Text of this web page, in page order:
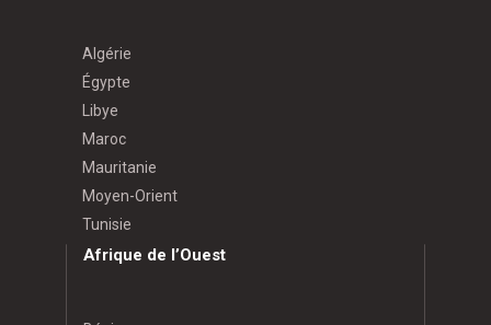
Algérie
Égypte
Libye
Maroc
Mauritanie
Moyen-Orient
Tunisie
Afrique de l’Ouest